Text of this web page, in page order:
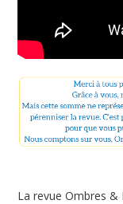
La revue Ombres